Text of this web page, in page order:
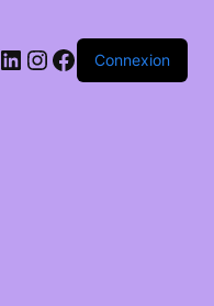
LinkedIn
Instagram
Facebook
Connexion